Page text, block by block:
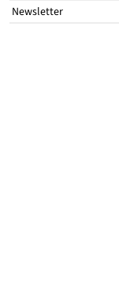
Newsletter